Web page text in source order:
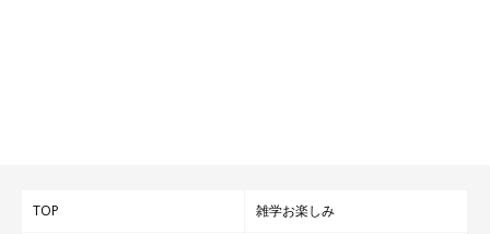
TOP 雑学お楽しみ